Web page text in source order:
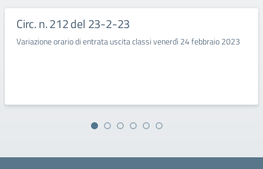
Circ. n. 212 del 23-2-23
Variazione orario di entrata uscita classi venerdì 24 febbraio 2023